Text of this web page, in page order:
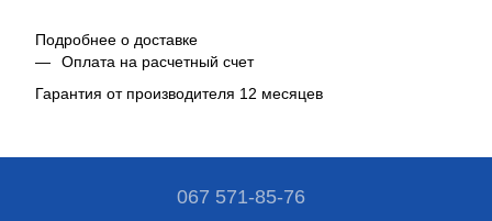
Подробнее о доставке
Оплата на расчетный счет
Гарантия от производителя 12 месяцев
067 571-85-76